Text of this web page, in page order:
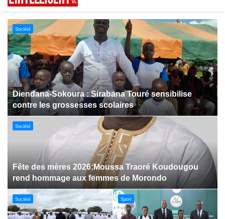
Culture
Dabakala:Le festival FEMUDA 2.0 dévoile des
innovations porteuses d’espoir pour la jeunesse
Sport
Jeux paralympiques de 2028 :
Société Société